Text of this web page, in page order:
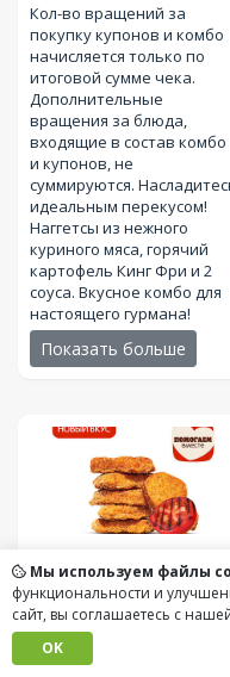
Кол-во вращений за
покупку купонов и комбо
начисляется только по
итоговой сумме чека.
Дополнительные
вращения за блюда,
входящие в состав комбо
и купонов, не
суммируются.
идеальным перекусом!
Наггетсы из нежного
куриного мяса, горячий
картофель Кинг Фри и 2
соуса. Вкусное комбо для
настоящего гурмана!
Показать больше
(6 шт.)(83 грамм (г))
Сочные кусочки куриного
филе в хрустящей
панировке уже щедро
Мы используем файлы
функциональности и
сайт, вы соглашаетесь с
OK